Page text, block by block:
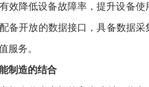
效降低设备故障率，提升设备
备开放的数据接口，具备数据
服务。
制造的结合